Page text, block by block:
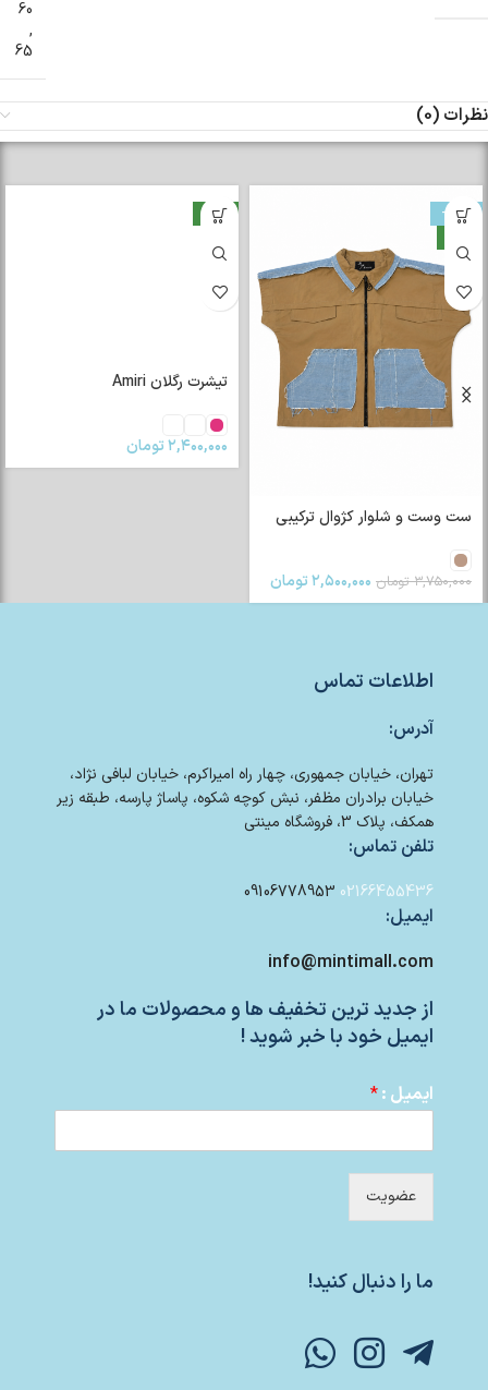
60
,
65
نظرات (0)
-33%
ست وست و شلوار کژوال ترکیبی
۳,۷۵۰,۰۰۰ تومان ۲,۵۰۰,۰۰۰تومان
جدید
تیشرت رگلان Amiri
۲,۴۰۰,۰۰۰تومان
اطلاعات تماس
آدرس:
تهران، خیابان جمهوری، چهار راه امیراکرم، خیابان لبافی نژاد،
خیابان برادران مظفر، نبش کوچه شکوه، پاساژ پارسه، طبقه زیر
همکف، پلاک 3، فروشگاه مینتی
تلفن تماس:
02166455436
09106778953
ایمیل:
info@mintimall.com
از جدید ترین تخفیف ها و محصولات ما در
ایمیل خود با خبر شوید !
ایمیل :*
عضویت
ما را دنبال کنید!